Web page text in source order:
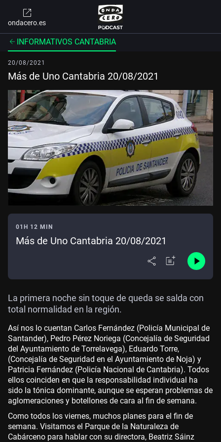
ondacero.es
INFORMATIVOS CANTABRIA
20/08/2021
Más de Uno Cantabria 20/08/2021
01H 12 MIN
Más de Uno Cantabria 20/08/2021
La primera noche sin toque de queda se salda con
total normalidad en la región.
Así nos lo cuentan Carlos Fernández (Policía Municipal de
Santander), Pedro Pérez Noriega (Concejalía de Seguridad
del Ayuntamiento de Torrelavega), Eduardo Torre,
(Concejalía de Seguridad en el Ayuntamiento de Noja) y
Patricia Fernández (Policía Nacional de Cantabria). Todos
ellos coinciden en que la responsabilidad individual ha
sido la tónica dominante, aunque se esperan problemas de
aglomeraciones y botellones de cara al fin de semana.
Como todos los viernes, muchos planes para el fin de
semana. Visitamos el Parque de la Naturaleza de
Cabárceno para hablar con su directora, Beatriz Sáinz